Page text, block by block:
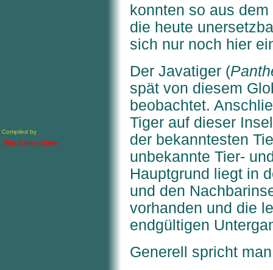
Compiled by
Fritz Geller-Grimm
konnten so aus
die heute
sich nur noch hier
Der Javatiger (
spät von diesem
beobachtet.
Tiger auf dieser
der bekanntesten
unbekannte Tier-
Hauptgrund liegt in
und den
vorhanden und die
endgültigen
Generell spricht